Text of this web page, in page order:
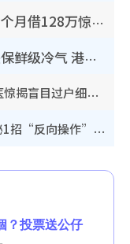
银行高管恋上水疗女技师！两个月借128万惊觉“沉船”沉落火海 揭背后疑似邪教操控卖淫
内地客夸港人不识老！揭港铁保鲜级冷气 港人求放过：别投诉
牙线棒乱用随时越清越糟糕！牙医惊揭盲目过户细菌恐致蛀牙：这种才是日常真保养
WhatsApp预设贴图怎么删？揭秘1招“反向操作”还原简洁界面 附3步实测教程